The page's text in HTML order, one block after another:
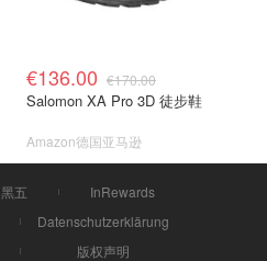
€136.00 €170.00
Salomon XA Pro 3D 徒步鞋
Amazon德国亚马逊
黑五
InRewards
Datenschutzerklärung
版权声明